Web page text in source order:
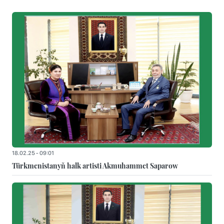
18.02.25 - 09:01
Türkmenistanyň halk artisti Akmuhammet Saparow